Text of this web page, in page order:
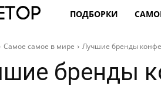
ПОДБОРКИ
Самое самое в мире Лучшие бренды
бренды